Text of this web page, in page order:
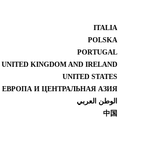
ITALIA
POLSKA
PORTUGAL
UNITED KINGDOM AND IRELAND
UNITED STATES
И ЦЕНТРАЛЬНАЯ АЗИЯ
الوطن العربي
中国